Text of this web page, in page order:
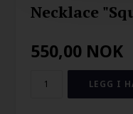
Necklace
550,00 NOK